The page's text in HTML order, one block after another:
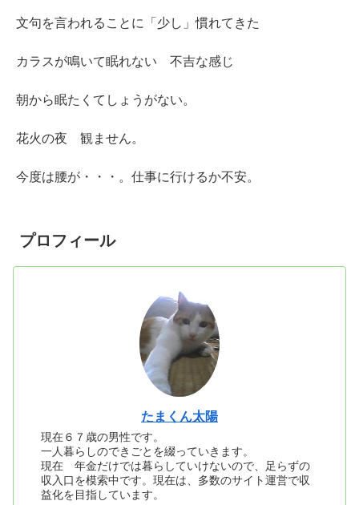
文句を言われることに「少し」慣れてきた
カラスが鳴いて眠れない 不吉な感じ
朝から眠たくてしょうがない。
花火の夜 観ません。
今度は腰が・・・。仕事に行けるか不安。
プロフィール
たまくん太陽
現在６７歳の男性です。
一人暮らしのできごとを綴っていきます。
現在 年金だけでは暮らしていけないので、足らずの
収入口を模索中です。現在は、多数のサイト運営で収
益化を目指しています。